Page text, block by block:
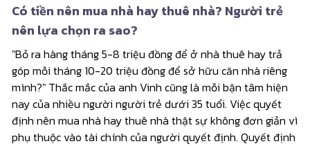
Có tiền nên mua nhà hay thuê nhà? Người trẻ
nên lựa chọn ra sao?
"Bỏ ra hàng tháng 5-8 triệu đồng để ở nhà thuê hay trả
góp mỗi tháng 10-20 triệu đồng để sở hữu căn nhà riêng
mình?" Thắc mắc của anh Vinh cũng là mỗi bận tâm hiện
nay của nhiều người người trẻ dưới 35 tuổi. Việc quyết
định nên mua nhà hay thuê nhà thật sự không đơn giản vì
phụ thuộc vào tài chính của người quyết định. Quyết định